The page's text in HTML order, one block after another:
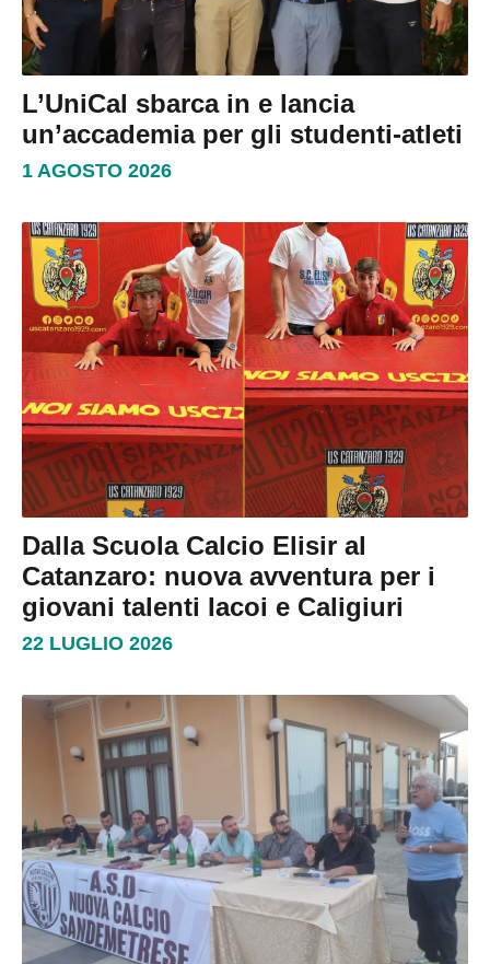
L’UniCal sbarca in e lancia
un’accademia per gli studenti-atleti
1 AGOSTO 2026
Dalla Scuola Calcio Elisir al
Catanzaro: nuova avventura per i
giovani talenti Iacoi e Caligiuri
22 LUGLIO 2026